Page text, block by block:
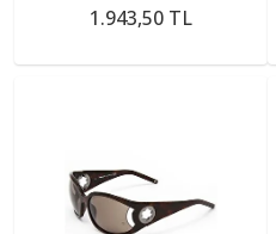
1.943,50 TL